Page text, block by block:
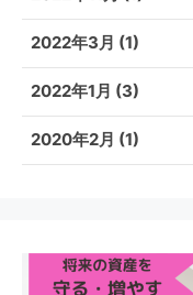
2022年3月 (1)
2022年1月 (3)
2020年2月 (1)